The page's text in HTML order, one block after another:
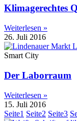
Klimagerechtes
Weiterlesen »
26. Juli 2016
Smart City
Der Laborraum
Weiterlesen »
15. Juli 2016
Seite1 Seite2 Seite3